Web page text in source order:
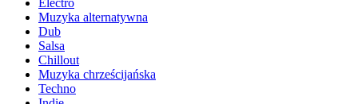
Electro
Muzyka alternatywna
Dub
Salsa
Chillout
Muzyka chrześcijańska
Techno